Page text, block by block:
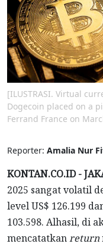
[ILUSTRASI. Virtual
Dogecoin placed on a
Ferrand France on
Reporter: Amalia Nur
KONTAN.CO.ID -
2025 sangat volatil
level US$ 126.199
103.598. Alhasil, di
mencatatkanreturn